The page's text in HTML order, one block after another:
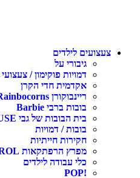
לילדים
גיבורי על
דמויות פוקימון / צעצועי POKEMON
אקדמית חדי הקרן
ריינבוקורן Rainbocorns
בובות ברבי Barbie
בית הבובות של גבי GABBY'S DOLLHOUSE
בובות / דמויות
חקירות חייתיות
מפרץ הרפתקאות PAW PATROL
כלי עבודה לילדים